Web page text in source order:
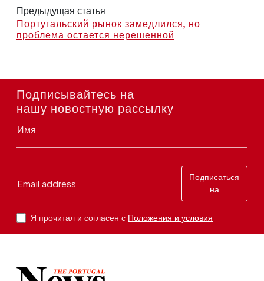
Предыдущая статья
Португальский рынок замедлился, но
проблема остается нерешенной
Подписывайтесь на
нашу новостную рассылку
Имя
Email address
Подписаться
на
Я прочитал и согласен с Положения и условия